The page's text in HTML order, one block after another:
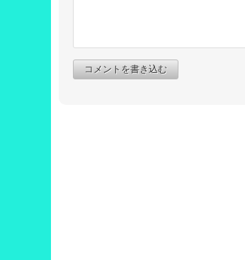
コメントを書き込む